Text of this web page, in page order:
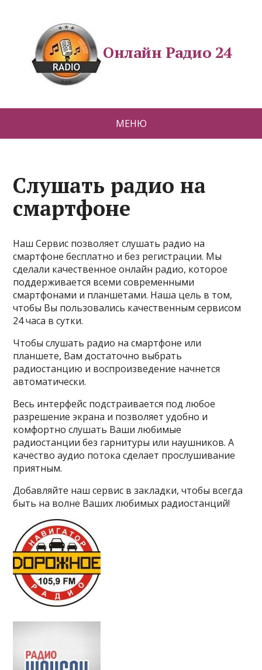
Онлайн Радио 24
МЕНЮ
Слушать радио на
смартфоне
Наш Сервис позволяет слушать радио на
смартфоне бесплатно и без регистрации. Мы
сделали качественное онлайн радио, которое
поддерживается всеми современными
смартфонами и планшетами. Наша цель в том,
чтобы Вы пользовались качественным сервисом
24 часа в сутки.
Чтобы слушать радио на смартфоне или
планшете, Вам достаточно выбрать
радиостанцию и воспроизведение начнется
автоматически.
Весь интерфейс подстраивается под любое
разрешение экрана и позволяет удобно и
комфортно слушать Ваши любимые
радиостанции без гарнитуры или наушников. А
качество аудио потока сделает прослушивание
приятным.
Добавляйте наш сервис в закладки, чтобы всегда
быть на волне Ваших любимых радиостанций!